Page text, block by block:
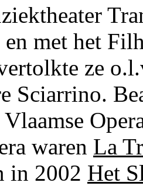
met het
ze
Sciarrino.
waren La
in 2002 Het